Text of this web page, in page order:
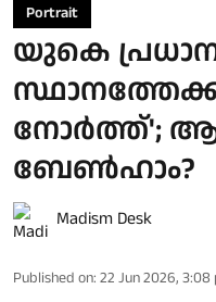
Portrait
യുകെ
നോര്‍ത്ത്';
ബേണ്‍ഹാം?
Madism Desk
Published on: 22 Jun 2026, 3:08